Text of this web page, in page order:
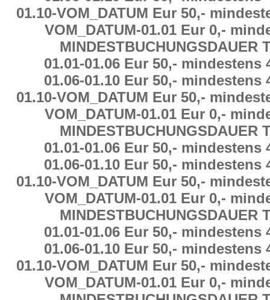
01.10-VOM_DATUM Eur 50,-
VOM_DATUM-01.01 Eur 0,-
MINDESTBUCHUNGSDAUER
01.01-01.06 Eur 50,- mindestens
01.06-01.10 Eur 50,- mindestens
01.10-VOM_DATUM Eur 50,-
VOM_DATUM-01.01 Eur 0,-
MINDESTBUCHUNGSDAUER
01.01-01.06 Eur 50,- mindestens
01.06-01.10 Eur 50,- mindestens
01.10-VOM_DATUM Eur 50,-
VOM_DATUM-01.01 Eur 0,-
MINDESTBUCHUNGSDAUER
01.01-01.06 Eur 50,- mindestens
01.06-01.10 Eur 50,- mindestens
01.10-VOM_DATUM Eur 50,-
VOM_DATUM-01.01 Eur 0,-